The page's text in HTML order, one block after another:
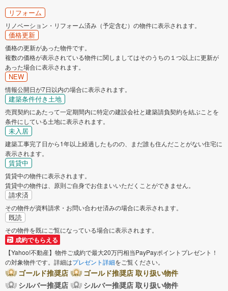
リフォーム
リノベーション・リフォーム済み（予定含む）の物件に表示されます。
価格更新
価格の更新があった物件です。
複数の価格が表示されている物件に関しましてはそのうちの１つ以上に更新が
あった場合に表示されます。
NEW
情報公開日が7日以内の場合に表示されます。
建築条件付き土地
売買契約にあたって一定期間内に特定の建設会社と建築請負契約を結ぶことを
条件にしている土地に表示されます。
未入居
建築工事完了日から1年以上経過したものの、まだ誰も住んだことがない住宅に
表示されます。
賃貸中
賃貸中の物件に表示されます。
賃貸中の物件は、原則ご自身でお住まいいただくことができません。
請求済
その物件が資料請求・お問い合わせ済みの場合に表示されます。
既読
その物件を既にご覧になっている場合に表示されます。
成約でもらえる
【Yahoo!不動産】物件ご成約で最大20万円相当PayPayポイントプレゼント！
の対象物件です。詳細はプレゼント詳細をご覧ください。
ゴールド推奨店
ゴールド推奨店 取り扱い物件
シルバー推奨店
シルバー推奨店 取り扱い物件